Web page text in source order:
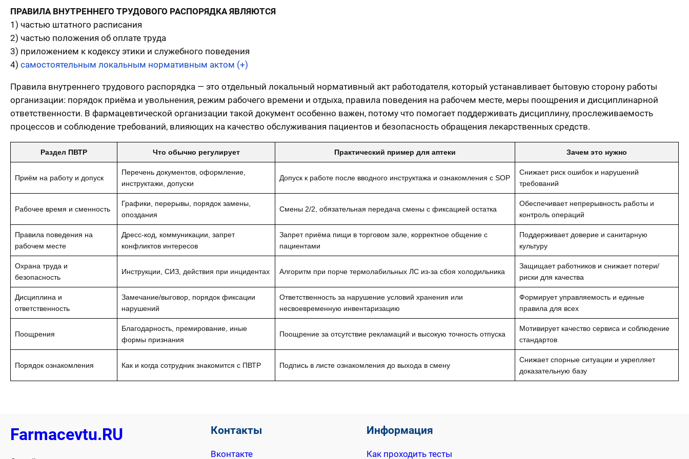
ПРАВИЛА ВНУТРЕННЕГО ТРУДОВОГО РАСПОРЯДКА ЯВЛЯЮТСЯ
1) частью штатного расписания
2) частью положения об оплате труда
3) приложением к кодексу этики и служебного поведения
4) самостоятельным локальным нормативным актом (+)
Правила внутреннего трудового распорядка — это отдельный локальный нормативный акт работодателя, который устанавливает бытовую сторону работы
организации: порядок приёма и увольнения, режим рабочего времени и отдыха, правила поведения на рабочем месте, меры поощрения и дисциплинарной
ответственности. В фармацевтической организации такой документ особенно важен, потому что помогает поддерживать дисциплину, прослеживаемость
процессов и соблюдение требований, влияющих на качество обслуживания пациентов и безопасность обращения лекарственных средств.
Раздел ПВТР Что обычно регулирует Практический пример для аптеки Зачем это нужно
Приём на работу и допуск
Перечень документов, оформление,
инструктажи, допуски
Допуск к работе после вводного инструктажа и ознакомления с SOP
Снижает риск ошибок и нарушений
требований
Рабочее время и сменность
Графики, перерывы, порядок замены,
опоздания
Смены 2/2, обязательная передача смены с фиксацией остатка
Обеспечивает непрерывность работы и
контроль операций
Правила поведения на
рабочем месте
Дресс-код, коммуникации, запрет
конфликтов интересов
Запрет приёма пищи в торговом зале, корректное общение с
пациентами
Поддерживает доверие и санитарную
культуру
Охрана труда и
безопасность
Инструкции, СИЗ, действия при инцидентах Алгоритм при порче термолабильных ЛС из-за сбоя холодильника
Защищает работников и снижает потери/
риски для качества
Дисциплина и
ответственность
Замечание/выговор, порядок фиксации
нарушений
Ответственность за нарушение условий хранения или
несвоевременную инвентаризацию
Формирует управляемость и единые
правила для всех
Поощрения
Благодарность, премирование, иные
формы признания
Поощрение за отсутствие рекламаций и высокую точность отпуска
Мотивирует качество сервиса и соблюдение
стандартов
Порядок ознакомления Как и когда сотрудник знакомится с ПВТР Подпись в листе ознакомления до выхода в смену
Снижает спорные ситуации и укрепляет
доказательную базу
Farmacevtu.RU Контакты
Вконтакте
Информация
Как проходить тесты